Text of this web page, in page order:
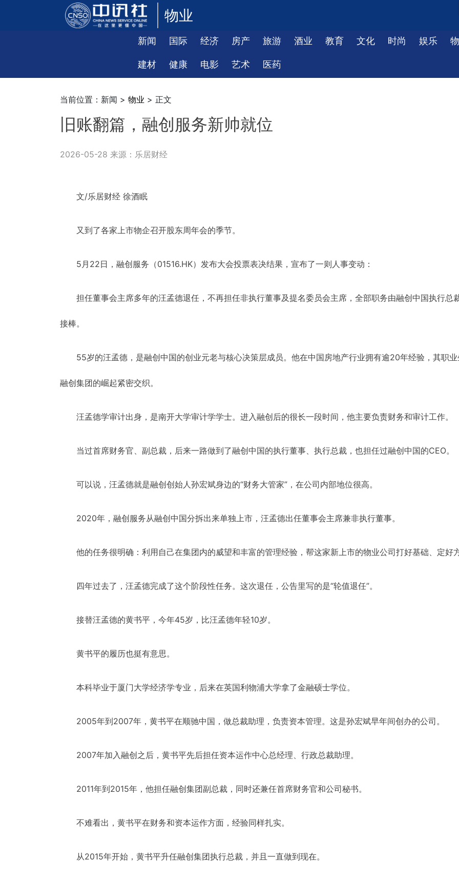
物业
新闻 国际 经济 房产 旅游 酒业 教育 文化 时尚 娱乐
建材 健康 电影 艺术 医药
当前位置：新闻 > 物业 > 正文
旧账翻篇，融创服务新帅就位
2026-05-28 来源：乐居财经
文/乐居财经 徐酒眠
又到了各家上市物企召开股东周年会的季节。
5月22日，融创服务（01516.HK）发布大会投票表决结果，宣布了一则人事变动：
担任董事会主席多年的汪孟德退任，不再担任非执行董事及提名委员会主席，全部职务由融创中国执行总
接棒。
55岁的汪孟德，是融创中国的创业元老与核心决策层成员。他在中国房地产行业拥有逾20年经验，其职
融创集团的崛起紧密交织。
汪孟德学审计出身，是南开大学审计学学士。进入融创后的很长一段时间，他主要负责财务和审计工作。
当过首席财务官、副总裁，后来一路做到了融创中国的执行董事、执行总裁，也担任过融创中国的CEO。
可以说，汪孟德就是融创创始人孙宏斌身边的“财务大管家”，在公司内部地位很高。
2020年，融创服务从融创中国分拆出来单独上市，汪孟德出任董事会主席兼非执行董事。
他的任务很明确：利用自己在集团内的威望和丰富的管理经验，帮这家新上市的物业公司打好基础、定好方
四年过去了，汪孟德完成了这个阶段性任务。这次退任，公告里写的是“轮值退任”。
接替汪孟德的黄书平，今年45岁，比汪孟德年轻10岁。
黄书平的履历也挺有意思。
本科毕业于厦门大学经济学专业，后来在英国利物浦大学拿了金融硕士学位。
2005年到2007年，黄书平在顺驰中国，做总裁助理，负责资本管理。这是孙宏斌早年间创办的公司。
2007年加入融创之后，黄书平先后担任资本运作中心总经理、行政总裁助理。
2011年到2015年，他担任融创集团副总裁，同时还兼任首席财务官和公司秘书。
不难看出，黄书平在财务和资本运作方面，经验同样扎实。
从2015年开始，黄书平升任融创集团执行总裁，并且一直做到现在。